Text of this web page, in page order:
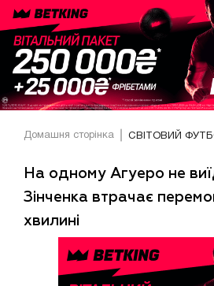
Домашня сторінка СВІТОВИЙ
На одному Агуеро не
Зінченка втрачає
хвилині